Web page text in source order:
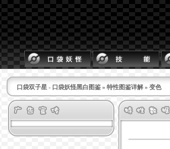
口袋双子星 - 口袋妖怪黑白图鉴 » 特性图鉴详解 » 变色